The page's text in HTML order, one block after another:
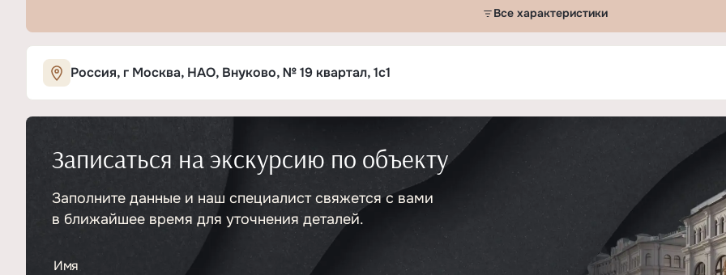
Все характеристики
Характеристики ЖК «ПЕРЕДЕЛКИНО»
ТипБЦ
Этажность5
ОтделкаПод отделку
Россия, г Москва, НАО, Внуково, № 19 квартал, 1с1
Записаться на экскурсию по объекту
Заполните данные и наш специалист свяжется с вами
в ближайшее время для уточнения деталей.